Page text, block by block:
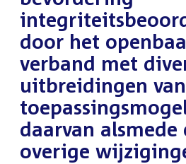
door het
verband met
uitbreidingen
daarvan alsmede
overige